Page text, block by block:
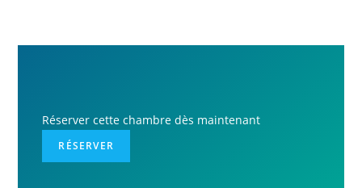
Réserver cette chambre dès maintenant
RÉSERVER